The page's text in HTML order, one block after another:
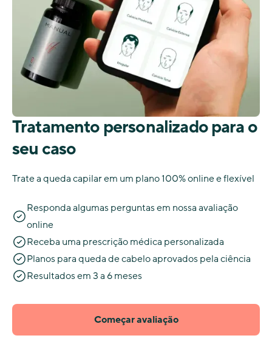
Tratamento personalizado para o
seu caso
Trate a queda capilar em um plano 100% online e flexível
Responda algumas perguntas em nossa avaliação
online
Receba uma prescrição médica personalizada
Planos para queda de cabelo aprovados pela ciência
Resultados em 3 a 6 meses
Começar avaliação